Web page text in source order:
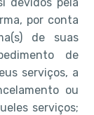
por conta
de suas
de
serviços, a
ou
serviços;